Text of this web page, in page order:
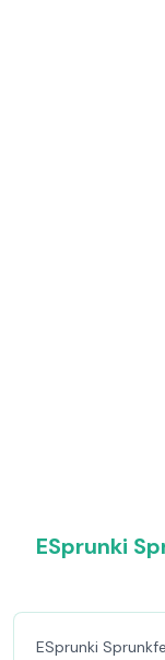
ESprunki
ESprunki